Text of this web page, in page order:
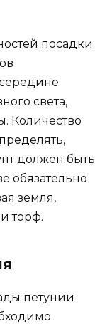
посадки
света,
Количество
должен быть
обязательно
земля,
торф.
петунии